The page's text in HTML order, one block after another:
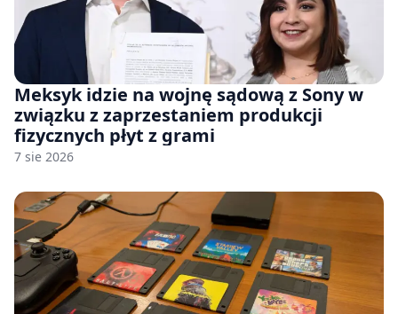
Meksyk idzie na wojnę sądową z Sony w
związku z zaprzestaniem produkcji
fizycznych płyt z grami
7 sie 2026